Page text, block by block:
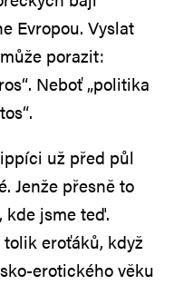
Evropou. Vyslat
porazit:
Neboť „politika
už před půl
Jenže přesně to
kde jsme teď.
eroťáků, když
erotického věku